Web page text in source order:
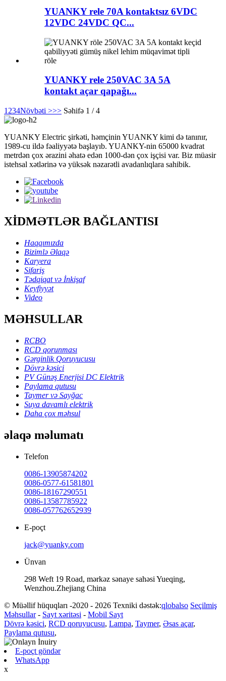
YUANKY rele 70A kontaktsız 6VDC
12VDC 24VDC QC...
YUANKY rele 250VAC 3A 5A
kontakt açar qapağı...
1 234Növbəti >>> Səhifə 1 / 4
YUANKY Electric şirkəti, həmçinin YUANKY kimi də tanınır,
1989-cu ildə fəaliyyətə başlayıb. YUANKY-nin 65000 kvadrat
metrdən çox ərazini əhatə edən 1000-dən çox işçisi var. Biz müasir
istehsal xətlərinə və yüksək nəzarətli avadanlıqlara sahibik.
XİDMƏTLƏR BAĞLANTISI
Haqqımızda
Bizimlə Əlaqə
Karyera
Sifariş
Tədqiqat və İnkişaf
Keyfiyyət
Video
MƏHSULLAR
RCBO
RCD qorunması
Gərginlik Qoruyucusu
Dövrə kəsici
PV Günəş Enerjisi DC Elektrik
Paylama qutusu
Taymer və Sayğac
Suya davamlı elektrik
Daha çox məhsul
əlaqə məlumatı
Telefon
0086-13905874202
0086-0577-61581801
0086-18167290551
0086-13587785922
0086-057762652939
E-poçt
jack@yuanky.com
Ünvan
298 Weft 19 Road, mərkəz sənaye sahəsi Yueqing,
Wenzhou.Zhejiang China
© Müəllif hüquqları -2020 - 2026 Texniki dəstək:qlobalso Seçilmiş
Məhsullar- Sayt xəritəsi - Mobil Sayt
Dövrə kəsici, RCD qoruyucusu, Lampa, Taymer, Əsas açar,
Paylama qutusu,
E-poçt göndər
WhatsApp
x